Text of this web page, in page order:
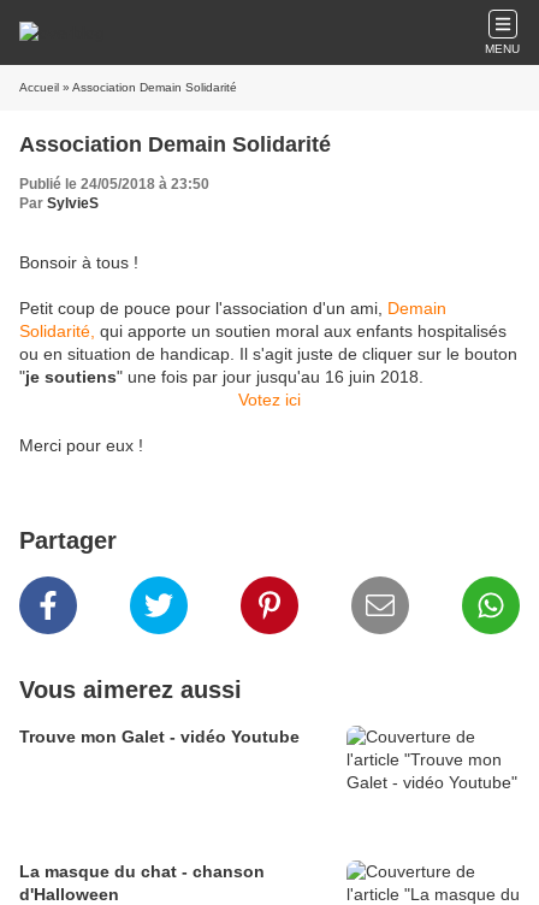
MENU
Accueil » Association Demain Solidarité
Association Demain Solidarité
Publié le 24/05/2018 à 23:50
Par SylvieS
Bonsoir à tous !
Petit coup de pouce pour l'association d'un ami, Demain
Solidarité, qui apporte un soutien moral aux enfants hospitalisés
ou en situation de handicap. Il s'agit juste de cliquer sur le bouton
"je soutiens" une fois par jour jusqu'au 16 juin 2018.
Votez ici
Merci pour eux !
Partager
Vous aimerez aussi
Trouve mon Galet - vidéo Youtube
La masque du chat - chanson
d'Halloween